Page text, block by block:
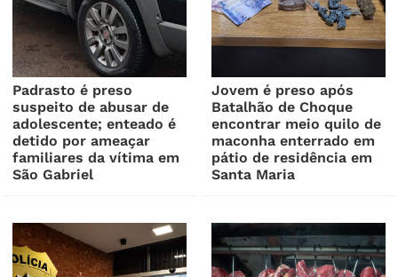
Padrasto é preso
suspeito de abusar de
adolescente; enteado é
detido por ameaçar
familiares da vítima em
São Gabriel
Jovem é preso após
Batalhão de Choque
encontrar meio quilo de
maconha enterrado em
pátio de residência em
Santa Maria